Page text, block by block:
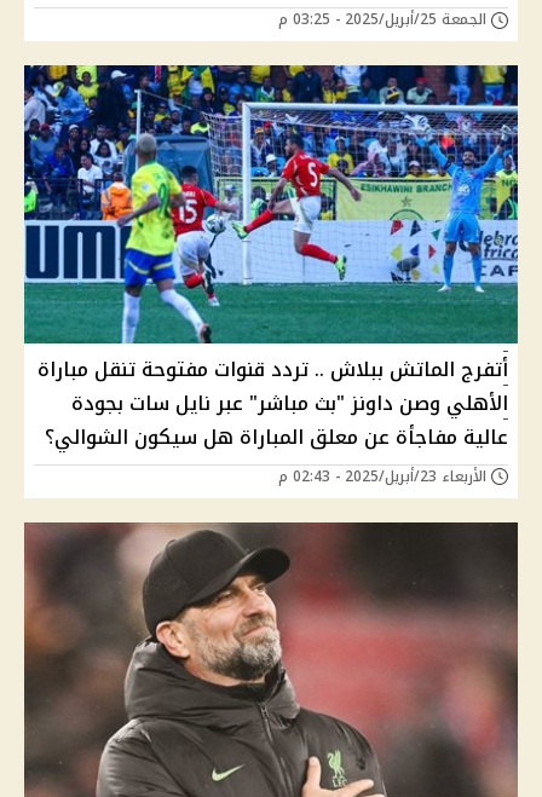
الجمعة 25/أبريل/2025 - 03:25 م
أتفرج الماتش ببلاش .. تردد قنوات مفتوحة تنقل مباراة
الأهلي وصن داونز "بث مباشر" عبر نايل سات بجودة
عالية مفاجأة عن معلق المباراة هل سيكون الشوالي؟
الأربعاء 23/أبريل/2025 - 02:43 م